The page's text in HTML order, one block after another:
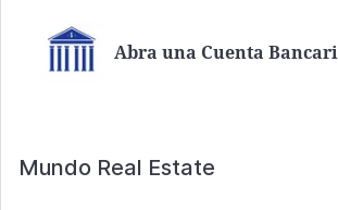
Abra una Cuenta
Mundo Real Estate